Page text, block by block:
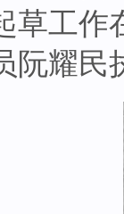
草工作
阮耀民